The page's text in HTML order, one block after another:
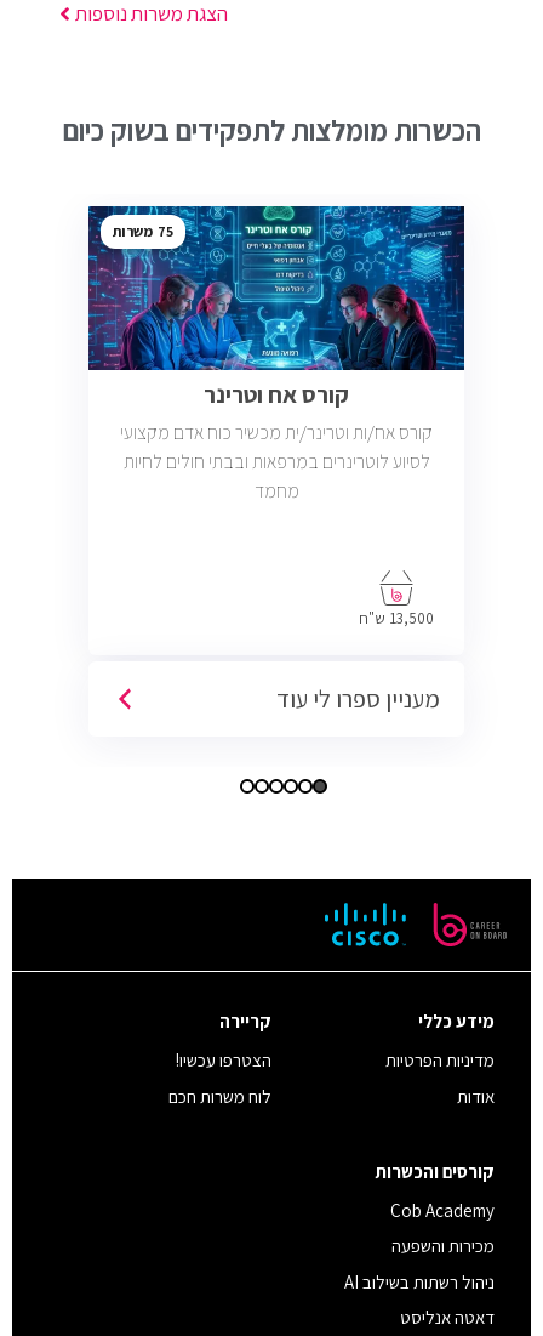
הצגת משרות נוספות
הכשרות מומלצות לתפקידים בשוק כיום
75
קורס אח וטרינר
קורס אח/ות וטרינר/ית מכשיר כוח אדם מקצועי
לסיוע לוטרינרים במרפאות ובבתי חולים לחיות
מחמד
13,500 ש"ח
מעניין ספרו לי עוד
מידע כללי
מדיניות הפרטיות
אודות
קריירה
הצטרפו עכשיו!
לוח משרות חכם
קורסים והכשרות
Cob Academy
מכירות והשפעה
ניהול רשתות בשילוב AI
דאטה אנליסט